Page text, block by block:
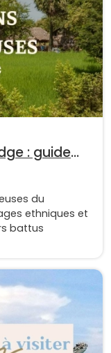
: guide
du
ethniques et
battus